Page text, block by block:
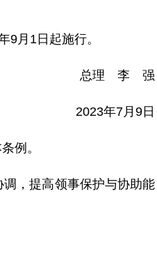
9月1日起施行。
总理 李 强
2023年7月9日
例。
，提高领事保护与协助能